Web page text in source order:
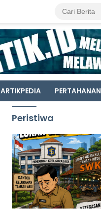
ARTIKPEDIA PERTAHANAN
Peristiwa